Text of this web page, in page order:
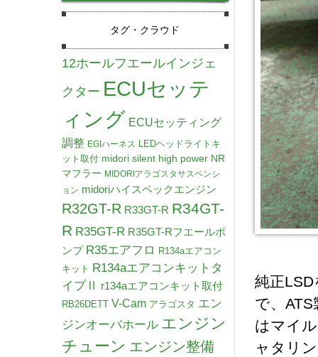
純正
で、
はマイ
ャタリ
タグ・クラウド
12ホールフエールインジェ
クター ECUセッテ
ィング ECUセッティング
調整 EGIハーネス LEDヘッドライトキ
ット取付 midori silent high power NR
マフラー MIDORIアラゴスタサスペンシ
ョン midoriハイスペックエンジン
R32GT-R R33GT-R R34GT-
R R35GT-R R35GT-Rフエールポ
ンプ R35エアフロ R134aエアコン
キット R134aエアコンキットタ
イプⅡ
r134aエアコンキット取付
RB26DETT V-Cam アラゴスタ エン
ジンオーバホール エンジン
チューン エンジン整備